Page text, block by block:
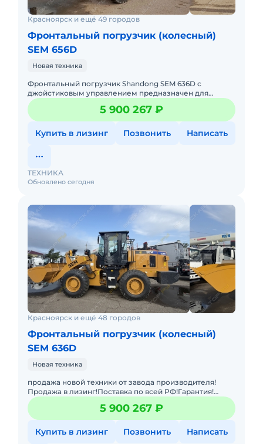
Красноярск и ещё 49 городов
Фронтальный погрузчик (колесный)
SEM 656D
Новая техника
Фронтальный погрузчик Shandong SEM 636D с
джойстиковым управлением предназначен для
погрузки, перемещения и складирования сыпучих
материалов, таких как песок, щ
5 900 267 ₽
Купить в лизинг Позвонить Написать
Обновлено сегодня
ТЕХНИКА
Красноярск и ещё 48 городов
Фронтальный погрузчик (колесный)
SEM 636D
Новая техника
продажа новой техники от завода производителя!
Продажа в лизинг!Поставка по всей РФ!Гарантия!
Фронтальный погрузчик Shandong SEM 636D с
джойстиковым управление5 900 267 ₽
Купить в лизинг Позвонить Написать